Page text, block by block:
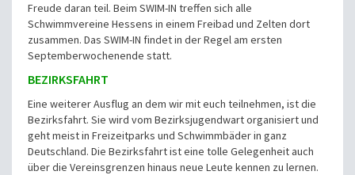
Freude daran teil. Beim SWIM-IN treffen sich alle
Schwimmvereine Hessens in einem Freibad und Zelten dort
zusammen. Das SWIM-IN findet in der Regel am ersten
Septemberwochenende statt.
BEZIRKSFAHRT
Eine weiterer Ausflug an dem wir mit euch teilnehmen, ist die
Bezirksfahrt. Sie wird vom Bezirksjugendwart organisiert und
geht meist in Freizeitparks und Schwimmbäder in ganz
Deutschland. Die Bezirksfahrt ist eine tolle Gelegenheit auch
über die Vereinsgrenzen hinaus neue Leute kennen zu lernen.